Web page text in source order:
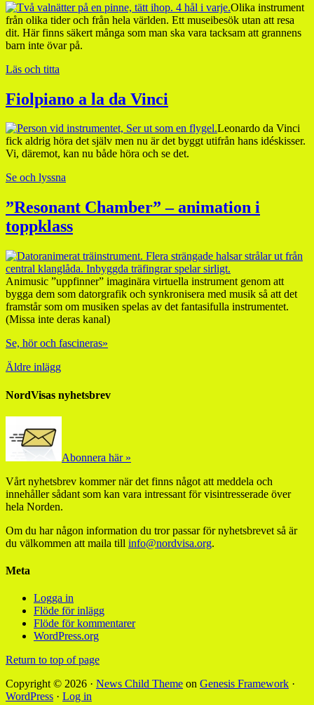
Olika instrument
från olika tider och från hela världen. Ett museibesök utan att resa
dit. Här finns säkert många som man ska vara tacksam att grannens
barn inte övar på.
Läs och titta
Fiolpiano a la da Vinci
Leonardo da Vinci
fick aldrig höra det själv men nu är det byggt utifrån hans idéskisser.
Vi, däremot, kan nu både höra och se det.
Se och lyssna
”Resonant Chamber” – animation i
toppklass
Animusic ”uppfinner” imaginära virtuella instrument genom att
bygga dem som datorgrafik och synkronisera med musik så att det
framstår som om musiken spelas av det fantasifulla instrumentet.
(Missa inte deras kanal)
Se, hör och fascineras»
Äldre inlägg
NordVisas nyhetsbrev
Abonnera här »
Vårt nyhetsbrev kommer när det finns något att meddela och
innehåller sådant som kan vara intressant för visintresserade över
hela Norden.
Om du har någon information du tror passar för nyhetsbrevet så är
du välkommen att maila till info@nordvisa.org.
Meta
Logga in
Flöde för inlägg
Flöde för kommentarer
WordPress.org
Return to top of page
Copyright © 2026 · News Child Theme on Genesis Framework ·
WordPress · Log in